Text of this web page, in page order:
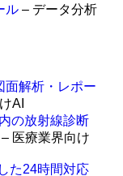
ル – データ分析
面解析・レポー
AI
の放射線診断
– 医療業界向け
た24時間対応